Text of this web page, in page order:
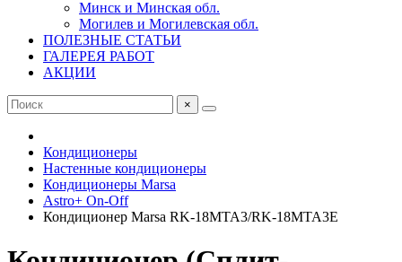
Минск и Минская обл.
Могилев и Могилевская обл.
ПОЛЕЗНЫЕ СТАТЬИ
ГАЛЕРЕЯ РАБОТ
АКЦИИ
×
Кондиционеры
Настенные кондиционеры
Кондиционеры Marsa
Astro+ On-Off
Кондиционер Marsa RK-18MTA3/RK-18MTA3E